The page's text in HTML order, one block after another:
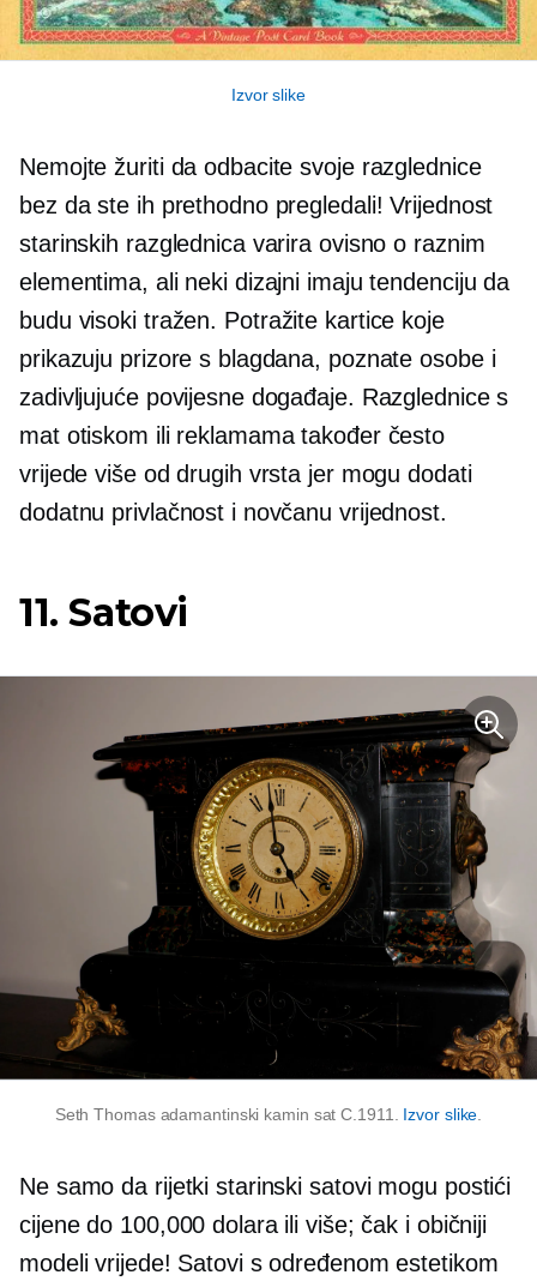
Izvor slike
Nemojte žuriti da odbacite svoje razglednice
bez da ste ih prethodno pregledali! Vrijednost
starinskih razglednica varira ovisno o raznim
elementima, ali neki dizajni imaju tendenciju da
budu visoki tražen. Potražite kartice koje
prikazuju prizore s blagdana, poznate osobe i
zadivljujuće povijesne događaje. Razglednice s
mat otiskom ili reklamama također često
vrijede više od drugih vrsta jer mogu dodati
dodatnu privlačnost i novčanu vrijednost.
11. Satovi
Seth Thomas adamantinski kamin sat C.1911. Izvor slike
Ne samo da rijetki starinski satovi mogu postići
cijene do 100,000 dolara ili više; čak i običniji
modeli vrijede! Satovi s određenom estetikom